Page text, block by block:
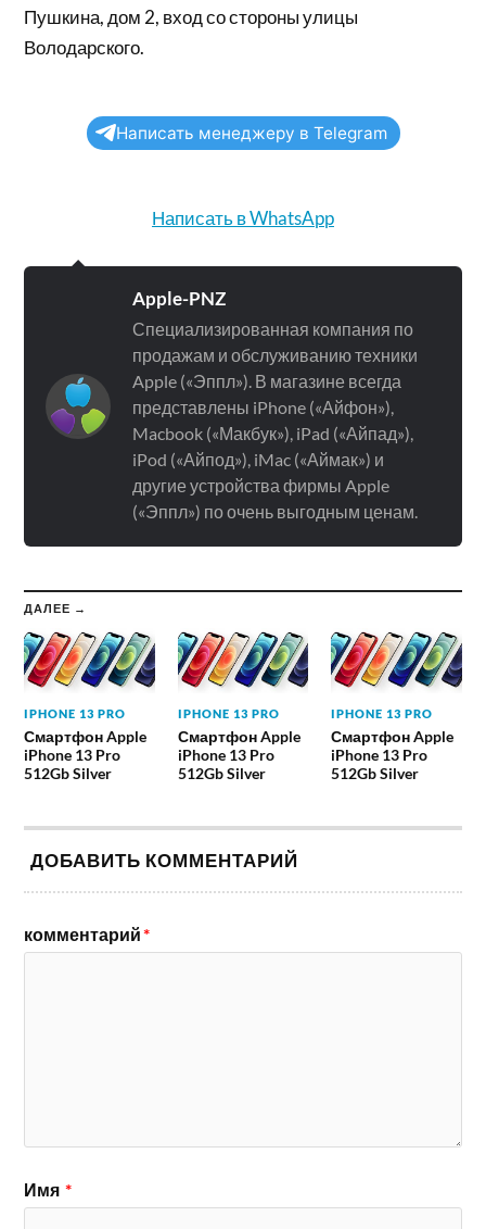
Пушкина, дом 2, вход со стороны улицы
Володарского.
Написать менеджеру в Telegram
Написать в WhatsApp
Apple-PNZ
Специализированная компания по
продажам и обслуживанию техники
Apple («Эппл»). В магазине всегда
представлены iPhone («Айфон»),
Macbook («Макбук»), iPad («Айпад»),
iPod («Айпод»), iMac («Аймак») и
другие устройства фирмы Apple
(«Эппл») по очень выгодным ценам.
ДАЛЕЕ →
IPHONE 13 PRO
Смартфон Apple
iPhone 13 Pro
512Gb Silver
IPHONE 13 PRO
Смартфон Apple
iPhone 13 Pro
512Gb Silver
IPHONE 13 PRO
Смартфон Apple
iPhone 13 Pro
512Gb Silver
ДОБАВИТЬ КОММЕНТАРИЙ
комментарий*
Имя *